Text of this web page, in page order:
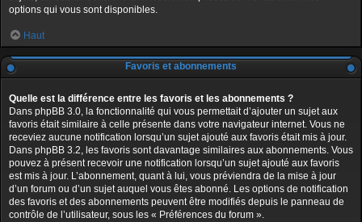
options qui vous sont disponibles.
Haut
Favoris et abonnements
Quelle est la différence entre les favoris et les abonnements ?
Dans phpBB 3.0, la fonctionnalité qui vous permettait d’ajouter un sujet aux
favoris était similaire à celle présente dans votre navigateur internet. Vous ne
receviez aucune notification lorsqu’un sujet ajouté aux favoris était mis à jour.
Dans phpBB 3.2, les favoris sont davantage similaires aux abonnements. Vous
pouvez à présent recevoir une notification lorsqu’un sujet ajouté aux favoris
est mis à jour. L’abonnement, quant à lui, vous préviendra de la mise à jour
d’un forum ou d’un sujet auquel vous êtes abonné. Les options de notification
des favoris et des abonnements peuvent être modifiés depuis le panneau de
contrôle de l’utilisateur, sous les « Préférences du forum ».